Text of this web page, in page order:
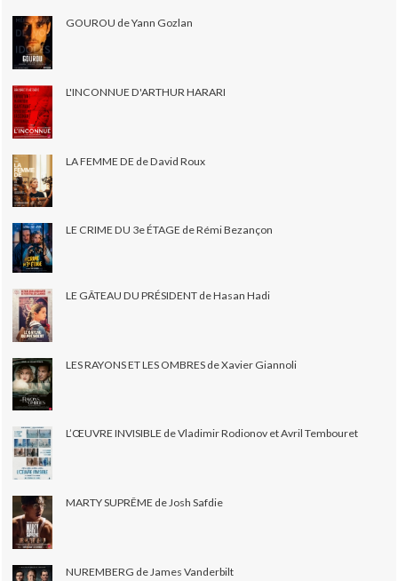
GOUROU de Yann Gozlan
L'INCONNUE D'ARTHUR HARARI
LA FEMME DE de David Roux
LE CRIME DU 3e ÉTAGE de Rémi Bezançon
LE GÂTEAU DU PRÉSIDENT de Hasan Hadi
LES RAYONS ET LES OMBRES de Xavier Giannoli
L’ŒUVRE INVISIBLE de Vladimir Rodionov et Avril Tembouret
MARTY SUPRÊME de Josh Safdie
NUREMBERG de James Vanderbilt